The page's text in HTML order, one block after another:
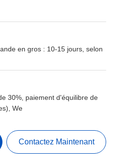
en gros : 10-15 jours, selon
30%, paiement d'équilibre de
We
Contactez Maintenant